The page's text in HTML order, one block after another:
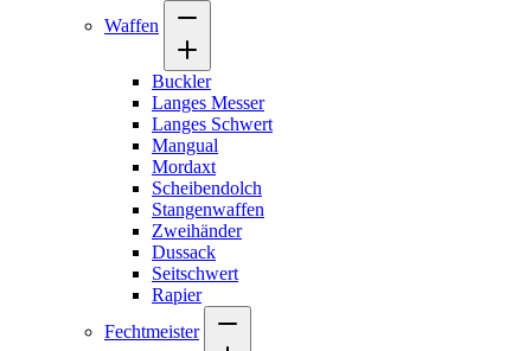
Waffen
Buckler
Langes Messer
Langes Schwert
Mangual
Mordaxt
Scheibendolch
Stangenwaffen
Zweihänder
Dussack
Seitschwert
Rapier
Fechtmeister